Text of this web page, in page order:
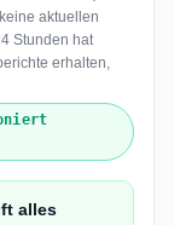
aktuellen
Stunden hat
erhalten,
alles